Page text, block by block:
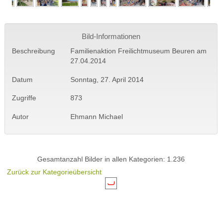
Bild-Informationen
Beschreibung
Familienaktion Freilichtmuseum Beuren am
27.04.2014
Datum Sonntag, 27. April 2014
Zugriffe 873
Autor Ehmann Michael
Gesamtanzahl Bilder in allen Kategorien: 1.236
Zurück zur Kategorieübersicht